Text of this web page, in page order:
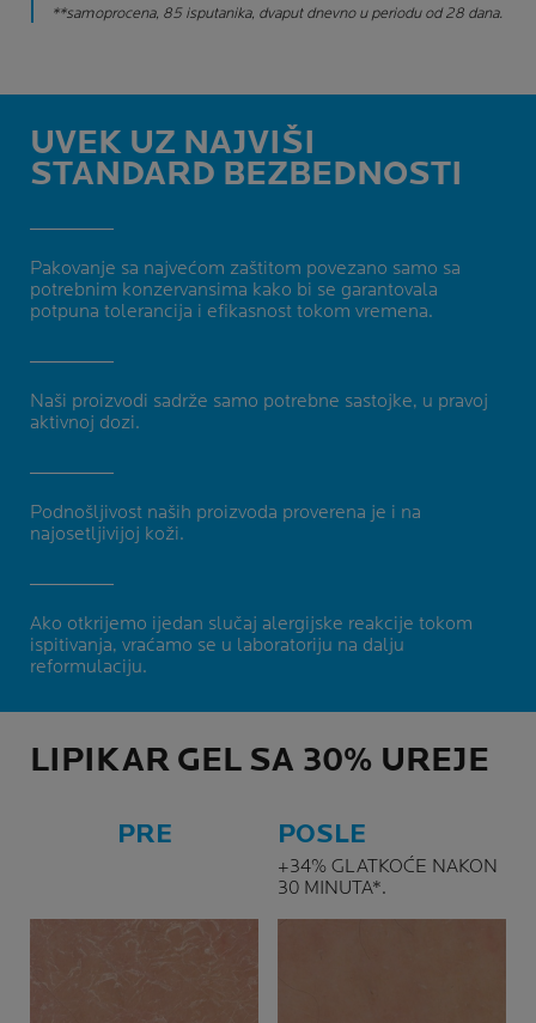
**samoprocena, 85 isputanika, dvaput dnevno u periodu od 28 dana.
UVEK UZ NAJVIŠI
STANDARD BEZBEDNOSTI
Pakovanje sa najvećom zaštitom povezano samo sa
potrebnim konzervansima kako bi se garantovala
potpuna tolerancija i efikasnost tokom vremena.
Naši proizvodi sadrže samo potrebne sastojke, u pravoj
aktivnoj dozi.
Podnošljivost naših proizvoda proverena je i na
najosetljivijoj koži.
Ako otkrijemo ijedan slučaj alergijske reakcije tokom
ispitivanja, vraćamo se u laboratoriju na dalju
reformulaciju.
LIPIKAR GEL SA 30% UREJE
PRE POSLE
+34% GLATKOĆE NAKON
30 MINUTA*.